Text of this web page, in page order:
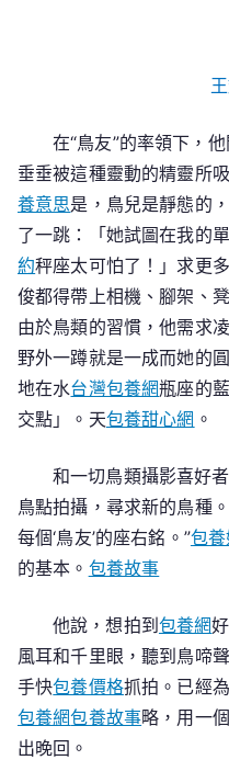
在“鳥友”的率領下，
垂垂被這種靈動的精靈所
養意思是，鳥兒是靜態的
了一跳：「她試圖在我的
約秤座太可怕了！」求更
俊都得帶上相機、腳架、
由於鳥類的習慣，他需求
野外一蹲就是一成而她的
地在水台灣包養網瓶座的
交點」。天包養甜心網 。
和一切鳥類攝影喜好
鳥點拍攝，尋求新的鳥種
每個‘鳥友’的座右銘。”包
的基本。 包養故事
他說，想拍到 包養網
風耳和千里眼，聽到鳥啼
手快包養價格抓拍。已經
包養網包養故事略，用一
出晚回。